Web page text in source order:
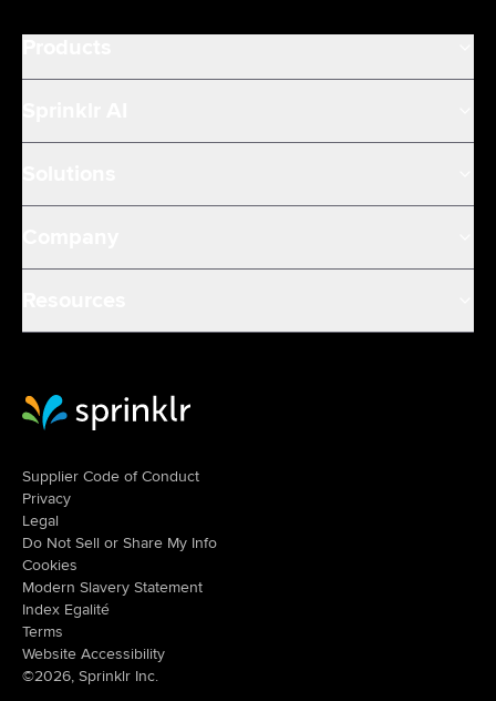
Sprinklr Website Home
Supplier Code of Conduct
Privacy
Legal
Do Not Sell or Share My Info
Cookies
Modern Slavery Statement
Index Egalité
Terms
Website Accessibility
©2026, Sprinklr Inc.